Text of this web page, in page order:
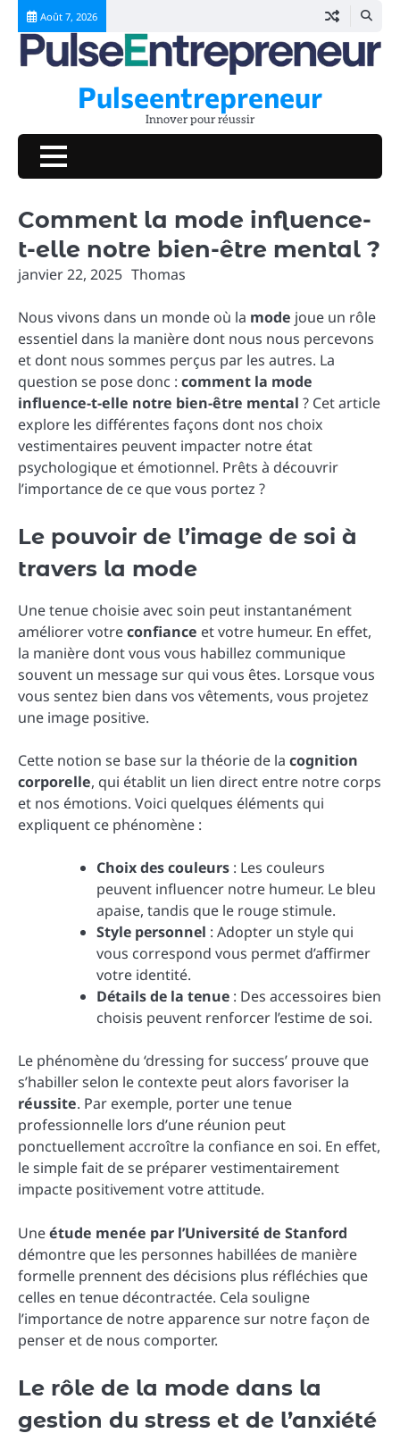
Skip
content
Août 7, 2026
Pulseentrepreneur
Innover pour réussir
Comment la mode influence-
t-elle notre bien-être mental ?
janvier 22, 2025 Thomas
Nous vivons dans un monde où la mode joue un rôle
essentiel dans la manière dont nous nous percevons
et dont nous sommes perçus par les autres. La
question se pose donc : comment la mode
influence-t-elle notre bien-être mental ? Cet article
explore les différentes façons dont nos choix
vestimentaires peuvent impacter notre état
psychologique et émotionnel. Prêts à découvrir
l’importance de ce que vous portez ?
Le pouvoir de l’image de soi à
travers la mode
Une tenue choisie avec soin peut instantanément
améliorer votreconfiance et votre humeur. En effet,
la manière dont vous vous habillez communique
souvent un message sur qui vous êtes. Lorsque vous
vous sentez bien dans vos vêtements, vous projetez
une image positive.
Cette notion se base sur la théorie de la cognition
corporelle, qui établit un lien direct entre notre corps
et nos émotions. Voici quelques éléments qui
expliquent ce phénomène :
Choix des couleurs : Les couleurs
peuvent influencer notre humeur. Le bleu
apaise, tandis que le rouge stimule.
Style personnel : Adopter un style qui
vous correspond vous permet d’affirmer
votre identité.
Détails de la tenue : Des accessoires bien
choisis peuvent renforcer l’estime de soi.
Le phénomène du ‘dressing for success’ prouve que
s’habiller selon le contexte peut alors favoriser la
réussite. Par exemple, porter une tenue
professionnelle lors d’une réunion peut
ponctuellement accroître la confiance en soi. En effet,
le simple fait de se préparer vestimentairement
impacte positivement votre attitude.
Uneétude menée par l’Université de Stanford
démontre que les personnes habillées de manière
formelle prennent des décisions plus réfléchies que
celles en tenue décontractée. Cela souligne
l’importance de notre apparence sur notre façon de
penser et de nous comporter.
Le rôle de la mode dans la
gestion du stress et de l’anxiété